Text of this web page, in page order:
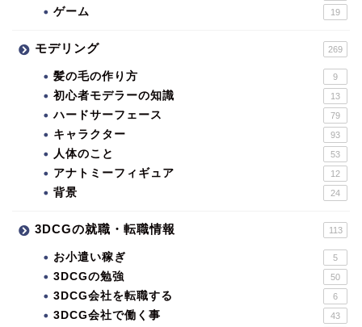
ゲーム 19
モデリング 269
髪の毛の作り方 9
初心者モデラーの知識 13
ハードサーフェース 79
キャラクター 93
人体のこと 53
アナトミーフィギュア 12
背景 24
3DCGの就職・転職情報 113
お小遣い稼ぎ 5
3DCGの勉強 50
3DCG会社を転職する 6
3DCG会社で働く事 43